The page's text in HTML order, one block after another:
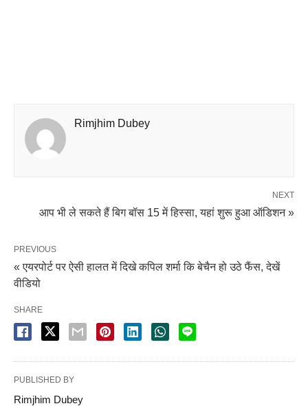
Rimjhim Dubey
NEXT
आप भी ले सकते हैं बिग बॉस 15 में हिस्सा, यहां शुरू हुआ ऑडिशन »
PREVIOUS
« एयरपोर्ट पर ऐसी हालत में दिखे कपिल शर्मा कि बेचैन हो उठे फैंस, देखें
वीडियो
SHARE
PUBLISHED BY
Rimjhim Dubey